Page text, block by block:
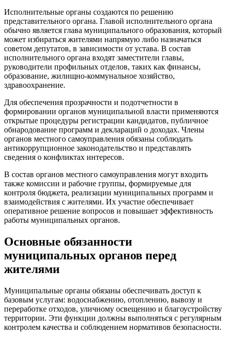
Исполнительные органы создаются по решению
представительного органа. Главой исполнительного органа
обычно является глава муниципального образования, который
может избираться жителями напрямую либо назначаться
советом депутатов, в зависимости от устава. В состав
исполнительного органа входят заместители главы,
руководители профильных отделов, таких как финансы,
образование, жилищно-коммунальное хозяйство,
здравоохранение.
Для обеспечения прозрачности и подотчетности в
формировании органов муниципальной власти применяются
открытые процедуры регистрации кандидатов, публичное
обнародование программ и деклараций о доходах. Члены
органов местного самоуправления обязаны соблюдать
антикоррупционное законодательство и представлять
сведения о конфликтах интересов.
В состав органов местного самоуправления могут входить
также комиссии и рабочие группы, формируемые для
контроля бюджета, реализации муниципальных программ и
взаимодействия с жителями. Их участие обеспечивает
оперативное решение вопросов и повышает эффективность
работы муниципальных органов.
Основные обязанности
муниципальных органов перед
жителями
Муниципальные органы обязаны обеспечивать доступ к
базовым услугам: водоснабжению, отоплению, вывозу и
переработке отходов, уличному освещению и благоустройству
территории. Эти функции должны выполняться с регулярным
контролем качества и соблюдением нормативов безопасности.